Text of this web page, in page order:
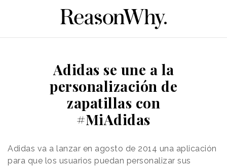
Adidas se une a la
personalización de
zapatillas con
#MiAdidas
Adidas va a lanzar en agosto de 2014 una aplicación
para que los usuarios puedan personalizar sus